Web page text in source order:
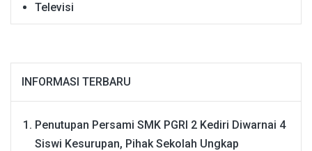
Televisi
INFORMASI TERBARU
Penutupan Persami SMK PGRI 2 Kediri Diwarnai 4
Siswi Kesurupan, Pihak Sekolah Ungkap